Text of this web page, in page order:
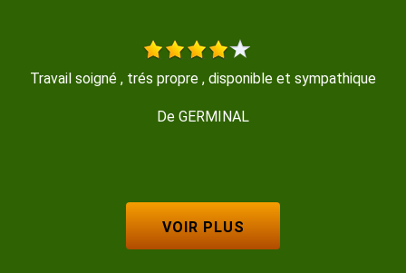
Travail sérieux, réalisé avec beaucoup de soin, merci!
De Isabelle M
VOIR PLUS